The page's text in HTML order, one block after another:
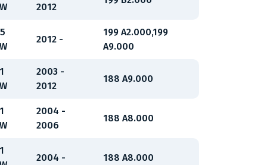
2012
2012 -
199 A2.000,199
A9.000
2003 -
2012
188 A9.000
2004 -
2006
188 A8.000
2004 - 188 A8.000